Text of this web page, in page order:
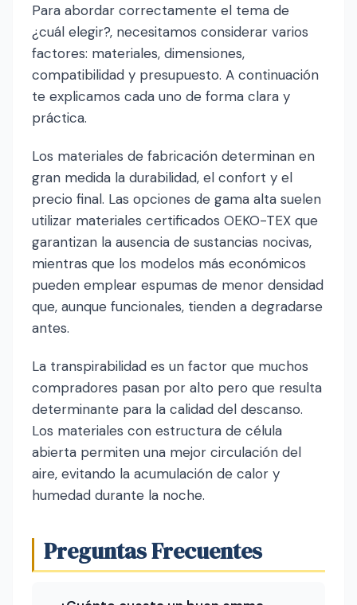
Para abordar correctamente el tema de
¿cuál elegir?, necesitamos considerar varios
factores: materiales, dimensiones,
compatibilidad y presupuesto. A continuación
te explicamos cada uno de forma clara y
práctica.
Los materiales de fabricación determinan en
gran medida la durabilidad, el confort y el
precio final. Las opciones de gama alta suelen
utilizar materiales certificados OEKO-TEX que
garantizan la ausencia de sustancias nocivas,
mientras que los modelos más económicos
pueden emplear espumas de menor densidad
que, aunque funcionales, tienden a degradarse
antes.
La transpirabilidad es un factor que muchos
compradores pasan por alto pero que resulta
determinante para la calidad del descanso.
Los materiales con estructura de célula
abierta permiten una mejor circulación del
aire, evitando la acumulación de calor y
humedad durante la noche.
Preguntas Frecuentes